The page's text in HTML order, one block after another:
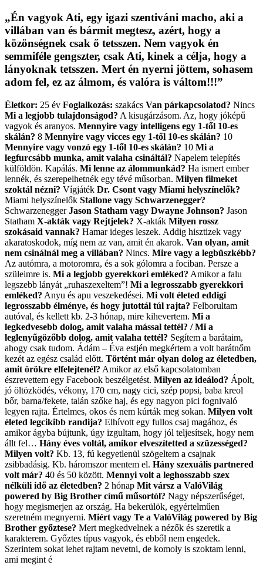
„Én vagyok Ati, egy igazi szentiváni macho, aki a
villában van és bármit megtesz, azért, hogy a
közönségnek csak ő tetsszen. Nem vagyok én
semmiféle gengszter, csak Ati, kinek a célja, hogy a
lányoknak tetsszen. Mert én nyerni jöttem, sohasem
adom fel, ez az álmom, és valóra is váltom!!!”
Életkor: 25 év Foglalkozás: szakács Van párkapcsolatod? Nincs
Mi a legjobb tulajdonságod? A kisugárzásom. Az, hogy jóképű
vagyok és aranyos. Mennyire vagy intelligens egy 1-től 10-es
skálán? 8 Mennyire vagy vicces egy 1-től 10-es skálán? 10
Mennyire vagy vonzó egy 1-től 10-es skálán? 10 Mi a
legfurcsább munka, amit valaha csináltál? Napelem telepítés
külföldön. Kapálás. Mi lenne az álommunkád? Ha ismert ember
lennék, és szerepelhetnék egy tévé műsorban. Milyen filmeket
szoktál nézni? Vígjáték Dr. Csont vagy Miami helyszínelők?
Miami helyszínelők Stallone vagy Schwarzenegger?
SchwarzeneggerJason Statham vagy Dwayne Johnson? Jason
Statham X-akták vagy Rejtjelek? X-akták Milyen rossz
szokásaid vannak? Hamar ideges leszek. Addig hisztizek vagy
akaratoskodok, míg nem az van, amit én akarok. Van olyan, amit
nem csinálnál meg a villában? Nincs. Mire vagy a legbüszkébb?
Az autómra, a motoromra, és a sok gólomra a fociban. Persze a
szüleimre is. Mi a legjobb gyerekkori emléked? Amikor a falu
legszebb lányát „ruhaszexeltem”! Mi a legrosszabb gyerekkori
emléked? Anyu és apu veszekedései. Mi volt életed eddigi
legrosszabb élménye, és hogy jutottál túl rajta? Felborultam
autóval, és kellett kb. 2-3 hónap, mire kihevertem. Mi a
legkedvesebb dolog, amit valaha mással tettél? / Mi a
leglenyűgözőbb dolog, amit valaha tettél? Segítem a barátaim,
ahogy csak tudom. Ádám – Éva estjén megkértem a volt barátnőm
kezét az egész család előtt. Történt már olyan dolog az életedben,
amit örökre elfelejtenél? Amikor az első kapcsolatomban
észrevettem egy Facebook beszélgetést. Milyen az ideálod? Ápolt,
jó öltözködés, vékony, 170 cm, nagy cici, szép popsi, baba kreol
bőr, barna/fekete, talán szőke haj, és egy nagyon pici fognivaló
legyen rajta. Értelmes, okos és nem kúrták meg sokan. Milyen volt
életed legcikibb randija? Elhívott egy fullos csaj magához, és
amikor ágyba bújtunk, úgy izgultam, hogy jól teljesítsek, hogy nem
állt fel… Hány éves voltál, amikor elveszítetted a szüzességed?
Milyen volt? Kb. 13, fú kegyetlenül szögeltem a csajnak
zsibbadásig. Kb. háromszor mentem el. Hány szexuális partnered
volt már? 40 és 50 között. Mennyi volt a leghosszabb szex
nélküli idő az életedben? 2 hónap Mit vársz a ValóVilág
powered by Big Brother című műsortól? Nagy népszerűséget,
hogy megismerjen az ország. Ha bekerülök, egyértelműen
szeretném megnyerni. Miért vagy Te a ValóVilág powered by Big
Brother győztese? Mert megkedvelnek a nézők és szeretik a
karakterem. Győztes típus vagyok, és ebből nem engedek.
Szerintem sokat lehet rajtam nevetni, de komoly is szoktam lenni,
ami megint é